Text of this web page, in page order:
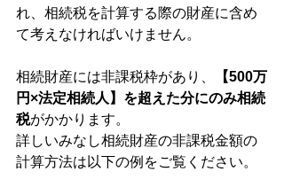
れ、相続税を計算する際の財産に含め
て考えなければいけません。
相続財産には非課税枠があり、
【500万
円×法定相続人】を超えた分にのみ相続
税がかかります。
詳しいみなし相続財産の非課税金額の
計算方法は以下の例をご覧ください。